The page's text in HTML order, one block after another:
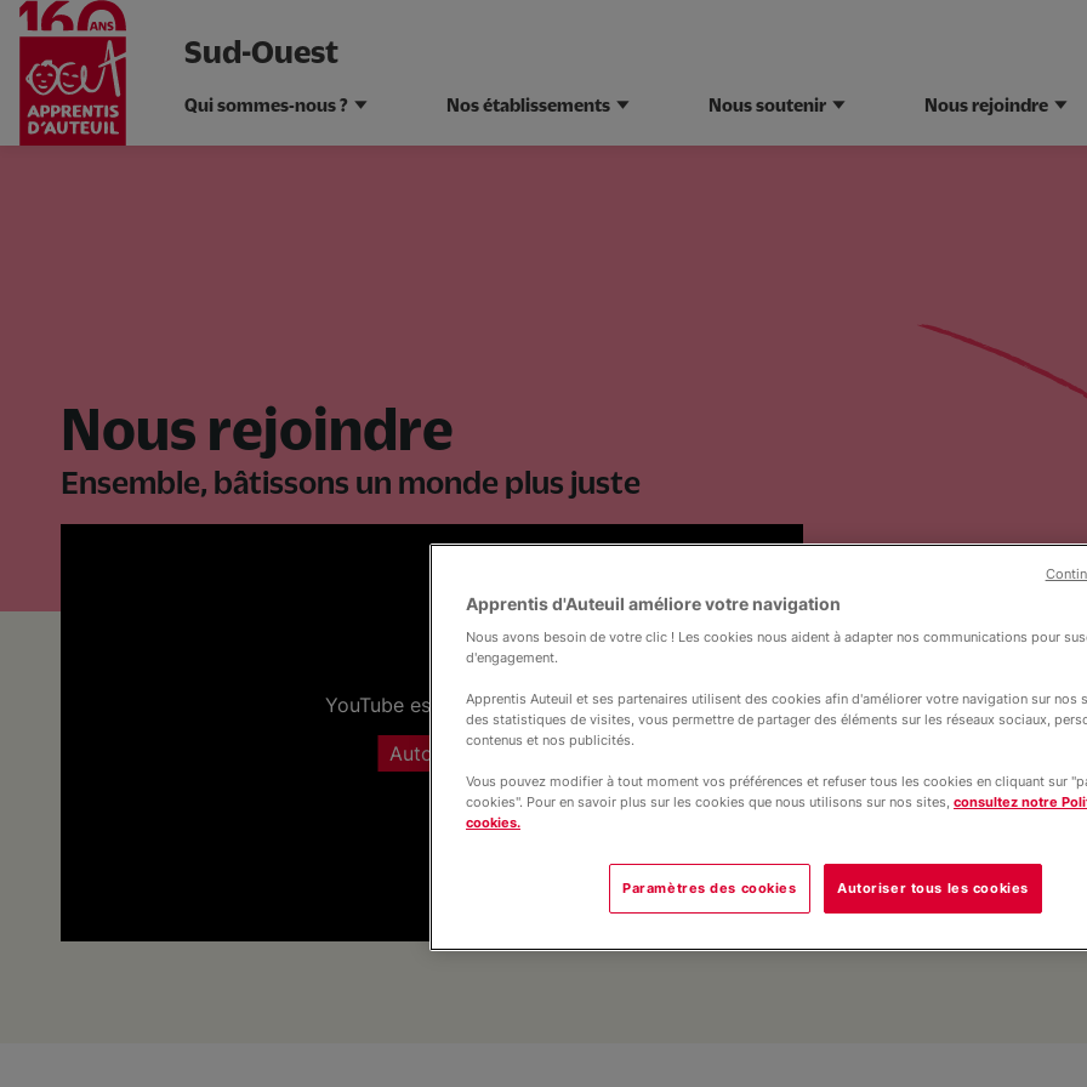
Sud-Ouest
Qui sommes-nous ? Nos établissements Nous soutenir Nous rejoindre
Nous rejoindre
Ensemble, bâtissons un monde plus juste
YouTube est désactivé.
Autoriser
8 200
pour les
Apprentis d'Auteuil améliore votre navigation
Nous avons besoin de votre clic ! Les cookies nous aident à adapter nos communications pour
d'engagement.
Apprentis Auteuil et ses partenaires utilisent des cookies afin d'améliorer votre navigation sur nos
des statistiques de visites, vous permettre de partager des éléments sur les réseaux sociaux,
contenus et nos publicités.
Vous pouvez modifier à tout moment vos préférences et refuser tous les cookies en cliquant sur
cookies". Pour en savoir plus sur les cookies que nous utilisons sur nos sites, consultez notre
cookies.
Paramètres des cookies Autoriser tous les cookies